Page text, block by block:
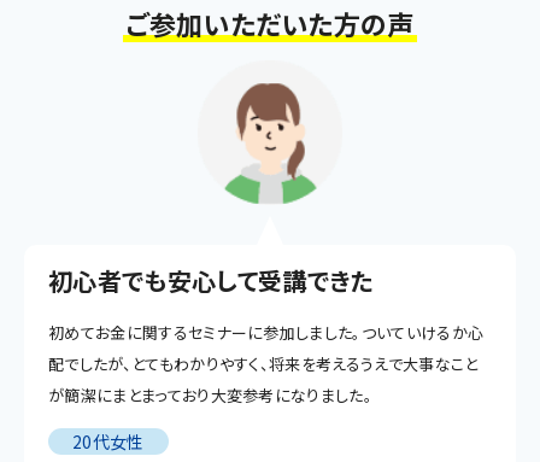
ご参加いただいた方の声
初心者でも安心して受講できた
初めてお金に関するセミナーに参加しました。ついていけるか心
配でしたが、とてもわかりやすく、将来を考えるうえで大事なこと
が簡潔にまとまっており大変参考になりました。
20代女性